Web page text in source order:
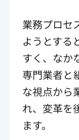
業務プロセ
ようとする
すく、なか
専門業者と
な視点から
れ、変革を
ます。